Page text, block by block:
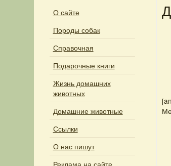
О сайте
Породы собак
Справочная
Подарочные книги
Жизнь домашних
животных
Домашние животные
Ссылки
О нас пишут
Реклама на сайте